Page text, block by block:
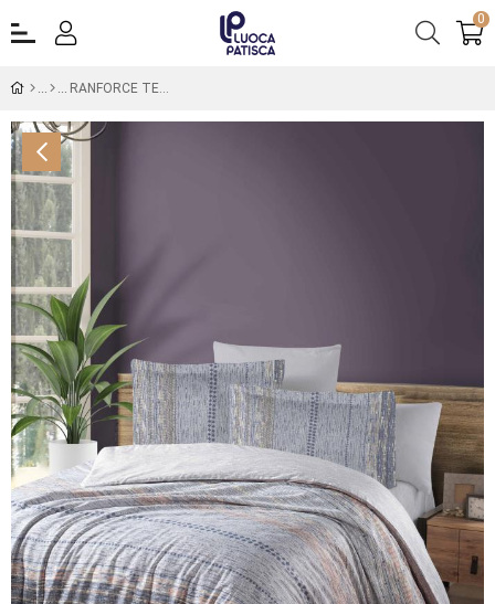
0
RANFORCE TEK KİŞİLİK NEVRESİM TAKIMI EFONTE STONE